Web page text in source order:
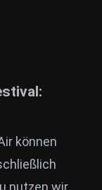
können
nutzen wir